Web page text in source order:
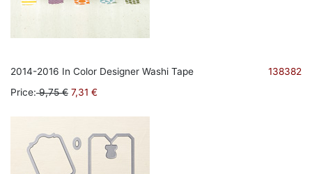
2014-2016 In Color Designer Washi Tape
138382
Price: 9,75 € 7,31 €